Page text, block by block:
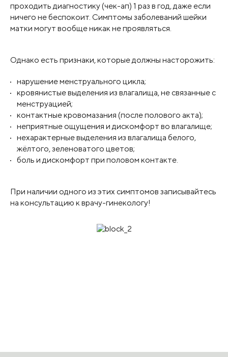
проходить диагностику (чек-ап) 1 раз в год, даже если
ничего не беспокоит. Симптомы заболеваний шейки
матки могут вообще никак не проявляться.
Однако есть признаки, которые должны насторожить:
нарушение менструального цикла;
кровянистые выделения из влагалища, не связанные с
менструацией;
контактные кровомазания (после полового акта);
неприятные ощущения и дискомфорт во влагалище;
нехарактерные выделения из влагалища белого,
жёлтого, зеленоватого цветов;
боль и дискомфорт при половом контакте.
При наличии одного из этих симптомов записывайтесь
на консультацию к врачу-гинекологу!